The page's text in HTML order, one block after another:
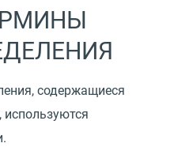
содержащиеся